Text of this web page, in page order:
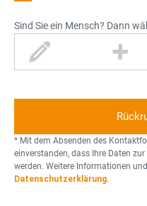
Sind Sie ein Mensch? Dann
S
t
f
l
s
* Mit dem Absenden des
einverstanden, dass Ihre Daten
werden. Weitere Informationen
Datenschutzerklärung.